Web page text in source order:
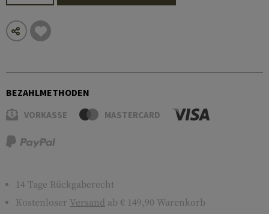
BEZAHLMETHODEN
VORKASSE MASTERCARD
14 Tage Rückgaberecht
Kostenloser Versand ab € 149,90 Warenkorb